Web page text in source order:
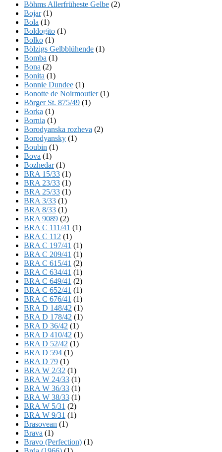
Böhms Allerfrüheste Gelbe (2)
Bojar(1)
Bola (1)
Boldogito (1)
Bolko (1)
Bölzigs Gelbblühende (1)
Bomba (1)
Bona (2)
Bonita (1)
Bonnie Dundee (1)
Bonotte de Noirmoutier(1)
Börger St. 875/49 (1)
Borka (1)
Bornia (1)
Borodyanska rozheva (2)
Borodyansky (1)
Boubin (1)
Bova (1)
Bozhedar(1)
BRA 15/33 (1)
BRA 23/33 (1)
BRA 25/33 (1)
BRA 3/33 (1)
BRA 8/33 (1)
BRA 9089 (2)
BRA C 111/41 (1)
BRA C 112 (1)
BRA C 197/41 (1)
BRA C 209/41 (1)
BRA C 615/41 (2)
BRA C 634/41 (1)
BRA C 649/41 (2)
BRA C 652/41 (1)
BRA C 676/41 (1)
BRA D 148/42 (1)
BRA D 178/42 (1)
BRA D 36/42 (1)
BRA D 410/42 (1)
BRA D 52/42 (1)
BRA D 594 (1)
BRA D 79 (1)
BRA W 2/32 (1)
BRA W 24/33 (1)
BRA W 36/33 (1)
BRA W 38/33 (1)
BRA W 5/31 (2)
BRA W 9/31 (1)
Brasovean (1)
Brava (1)
Bravo (Perfection) (1)